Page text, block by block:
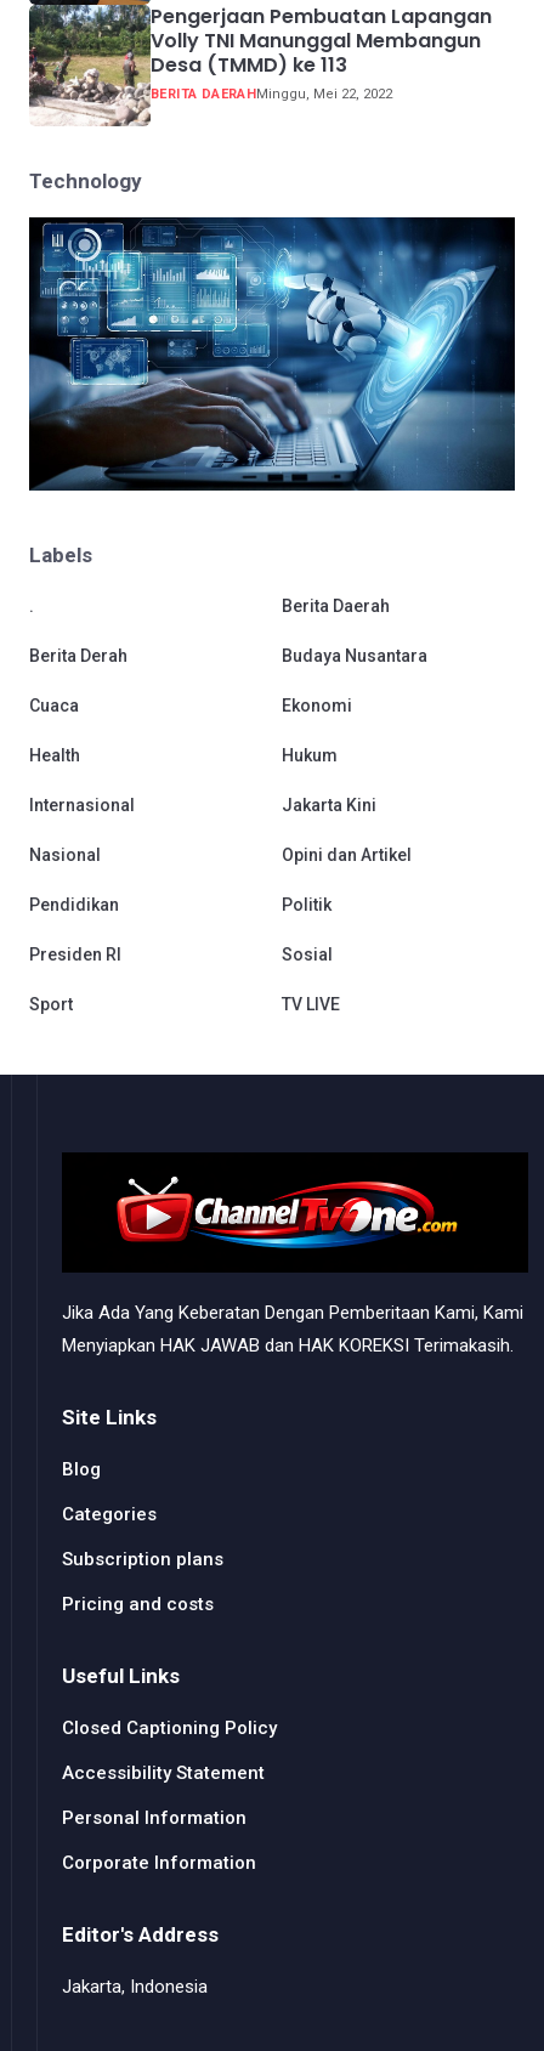
Pengerjaan Pembuatan Lapangan
Volly TNI Manunggal Membangun
Desa (TMMD) ke 113
BERITA DAERAHMinggu, Mei 22, 2022
Technology
Labels
. Berita Daerah
Berita Derah Budaya Nusantara
Cuaca Ekonomi
Health Hukum
Internasional Jakarta Kini
Nasional Opini dan Artikel
Pendidikan Politik
Presiden RI Sosial
Sport TV LIVE
Jika Ada Yang Keberatan Dengan Pemberitaan Kami, Kami
Menyiapkan HAK JAWAB dan HAK KOREKSI Terimakasih.
Site Links
Blog
Categories
Subscription plans
Pricing and costs
Useful Links
Closed Captioning Policy
Accessibility Statement
Personal Information
Corporate Information
Editor's Address
Jakarta, Indonesia